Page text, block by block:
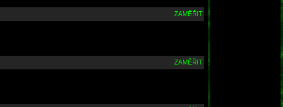
ZAMĚŘIT
ZAMĚŘIT